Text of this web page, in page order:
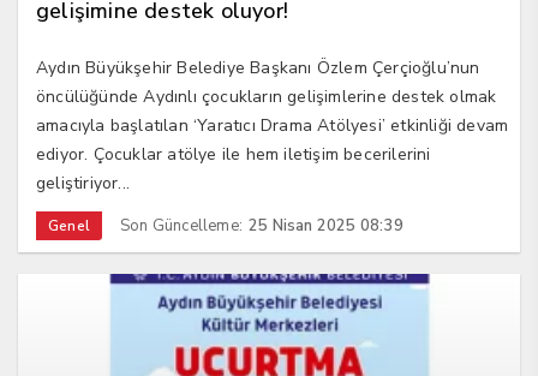
gelişimine destek oluyor!
Aydın Büyükşehir Belediye Başkanı Özlem Çerçioğlu’nun
öncülüğünde Aydınlı çocukların gelişimlerine destek olmak
amacıyla başlatılan ‘Yaratıcı Drama Atölyesi’ etkinliği devam
ediyor. Çocuklar atölye ile hem iletişim becerilerini
geliştiriyor...
Genel Son Güncelleme: 25 Nisan 2025 08:39